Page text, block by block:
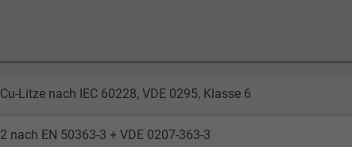
Litze nach IEC 60228, VDE 0295, Klasse 6
nach EN 50363-3 + VDE 0207-363-3